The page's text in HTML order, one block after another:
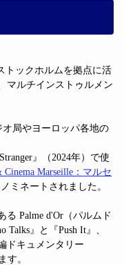
トックホルムを拠点に活
マルチインストゥルメン
局やヨーロッパ各地の
』（2024年）で使
Cinema Marseille：マルセ
ノミネートされました。
る Palme d'Or（パルムド
』と『Push It』、
ドキュメンタリー
す。